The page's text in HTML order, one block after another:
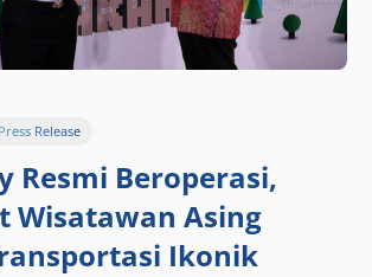
Press Release
Resmi Beroperasi,
Wisatawan Asing
Ikonik